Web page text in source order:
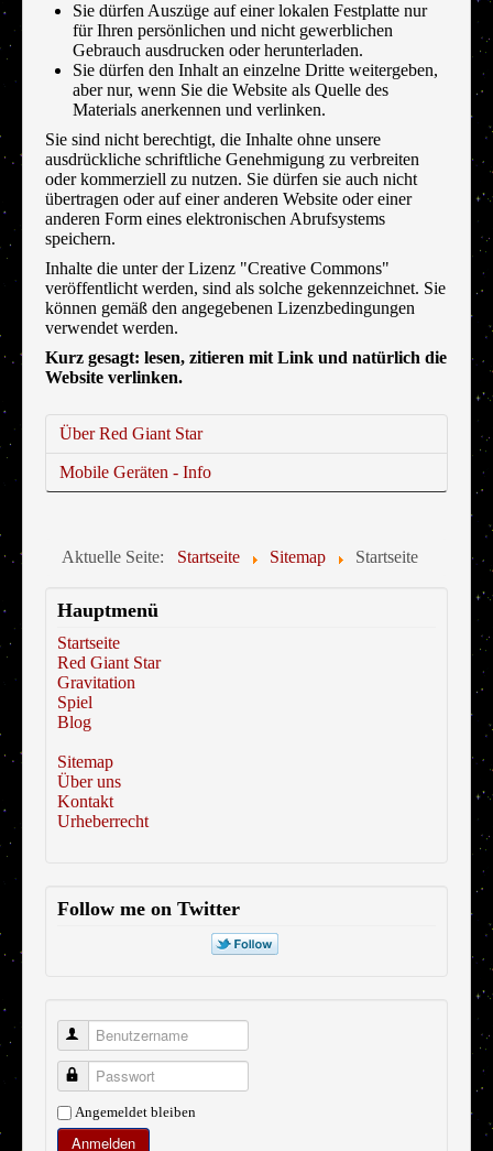
Sie dürfen Auszüge auf einer lokalen Festplatte nur
für Ihren persönlichen und nicht gewerblichen
Gebrauch ausdrucken oder herunterladen.
Sie dürfen den Inhalt an einzelne Dritte weitergeben,
aber nur, wenn Sie die Website als Quelle des
Materials anerkennen und verlinken.
Sie sind nicht berechtigt, die Inhalte ohne unsere
ausdrückliche schriftliche Genehmigung zu verbreiten
oder kommerziell zu nutzen. Sie dürfen sie auch nicht
übertragen oder auf einer anderen Website oder einer
anderen Form eines elektronischen Abrufsystems
speichern.
Inhalte die unter der Lizenz "Creative Commons"
veröffentlicht werden, sind als solche gekennzeichnet. Sie
können gemäß den angegebenen Lizenzbedingungen
verwendet werden.
Kurz gesagt: lesen, zitieren mit Link und natürlich die
Website verlinken.
Über Red Giant Star
Mobile Geräten - Info
Aktuelle Seite: Startseite Sitemap Startseite
Hauptmenü
Startseite
Red Giant Star
Gravitation
Spiel
Blog
Sitemap
Über uns
Kontakt
Urheberrecht
Follow me on Twitter
Benutzername
Passwort
Angemeldet bleiben
Anmelden